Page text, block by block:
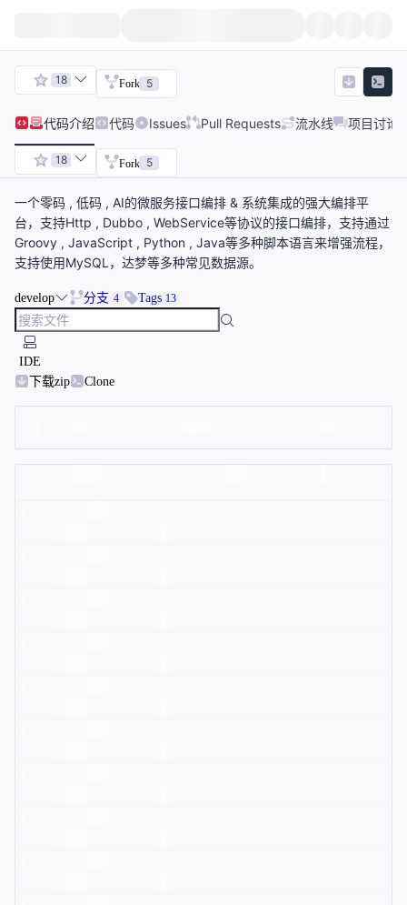
18 Fork 5
代码介绍 代码 Issues Pull Requests 流水线 项目讨论
18 Fork 5
一个零码 , 低码 , AI的微服务接口编排 & 系统集成的强大编排平
台，支持Http , Dubbo , WebService等协议的接口编排，支持通过
Groovy , JavaScript , Python , Java等多种脚本语言来增强流程，
支持使用MySQL，达梦等多种常见数据源。
develop 分支 4 Tags 13
IDE
下载zip
Clone